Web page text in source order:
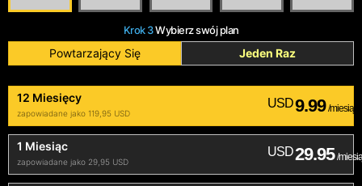
Krok 3Wybierz swój plan
Powtarzający Się Jeden Raz
12 Miesięcy
zapowiadane jako 119,95 USD
USD9.99 /miesiąc
1 Miesiąc
zapowiadane jako 29,95 USD
USD29.95 /